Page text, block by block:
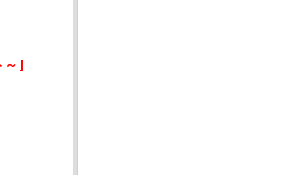
～]